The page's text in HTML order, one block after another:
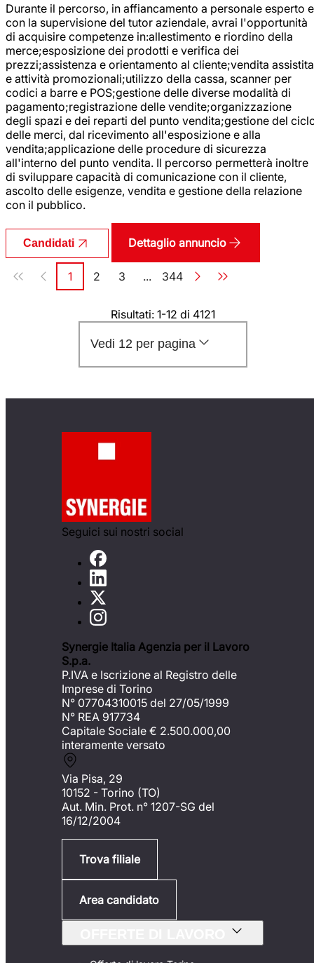
Durante il percorso, in affiancamento a personale esperto e
con la supervisione del tutor aziendale, avrai l'opportunità
di acquisire competenze in:allestimento e riordino della
merce;esposizione dei prodotti e verifica dei
prezzi;assistenza e orientamento al cliente;vendita assistita
e attività promozionali;utilizzo della cassa, scanner per
codici a barre e POS;gestione delle diverse modalità di
pagamento;registrazione delle vendite;organizzazione
degli spazi e dei reparti del punto vendita;gestione del
delle merci, dal ricevimento all'esposizione e alla
vendita;applicazione delle procedure di sicurezza
all'interno del punto vendita. Il percorso permetterà inoltre
di sviluppare capacità di comunicazione con il cliente,
ascolto delle esigenze, vendita e gestione della relazione
con il pubblico.
Candidati Dettaglio annuncio
Paginazione
Pagina
1 Pagina
2 Pagina
3 ... Pagina
344
Risultati: 1-12 di 4121
Vedi 12 per pagina
Seguici sui nostri social
Synergie Italia Agenzia per il Lavoro
S.p.a.
P.IVA e Iscrizione al Registro delle
Imprese di Torino
N° 07704310015 del 27/05/1999
N° REA 917734
Capitale Sociale € 2.500.000,00
interamente versato
Via Pisa, 29
10152 - Torino (TO)
Aut. Min. Prot. n° 1207-SG del
16/12/2004
Trova filiale
Area candidato